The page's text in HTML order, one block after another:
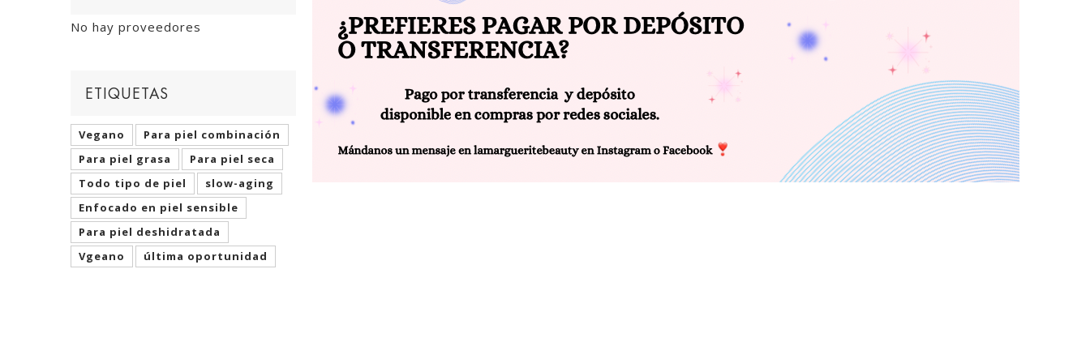
No hay proveedores
ETIQUETAS
Vegano
Para piel combinación
Para piel grasa
Para piel seca
Todo tipo de piel
slow-aging
Enfocado en piel sensible
Para piel deshidratada
Vgeano
última oportunidad